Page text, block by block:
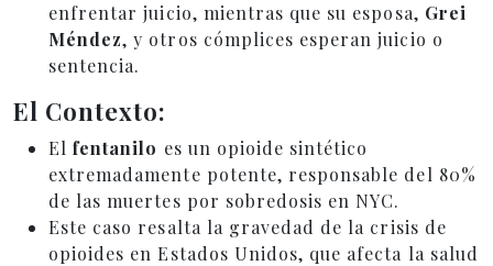
enfrentar juicio, mientras que su esposa, Grei
Méndez, y otros cómplices esperan juicio o
sentencia.
El Contexto:
Elfentanilo es un opioide sintético
extremadamente potente, responsable del 80%
de las muertes por sobredosis en NYC.
Este caso resalta la gravedad de la crisis de
opioides en Estados Unidos, que afecta la salud